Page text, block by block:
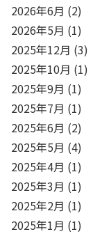
2026年6月 (2)
2026年5月 (1)
2025年12月 (3)
2025年10月 (1)
2025年9月 (1)
2025年7月 (1)
2025年6月 (2)
2025年5月 (4)
2025年4月 (1)
2025年3月 (1)
2025年2月 (1)
2025年1月 (1)